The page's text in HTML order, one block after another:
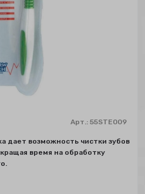
Арт.:55STE009
дает возможность чистки зубов
время на обработку